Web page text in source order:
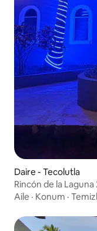
Daire - Tecolutla
Rincón de la Laguna
Aile · Konum ·